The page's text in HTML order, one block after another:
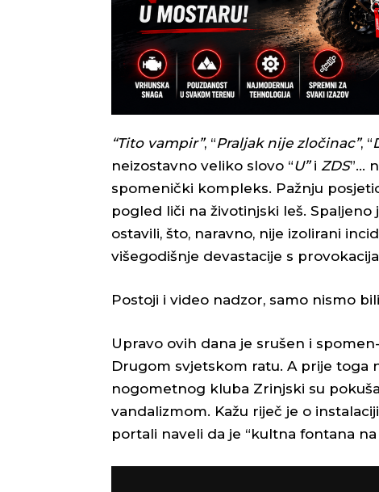
“Tito vampir”, “Praljak nije zločinac”, “
neizostavno veliko slovo “U”i ZDS”…
spomenički kompleks. Pažnju
pogled liči na životinjski leš.
ostavili, što, naravno, nije izolirani
višegodišnje devastacije s
Postoji i video nadzor, samo nismo
Upravo ovih dana je srušen i
Drugom svjetskom ratu. A prije toga
nogometnog kluba Zrinjski su
vandalizmom. Kažu riječ je o
portali naveli da je “kultna fontana